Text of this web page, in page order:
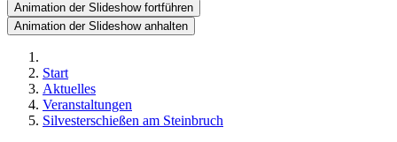
Animation der Slideshow fortführen
Animation der Slideshow anhalten
Start
Aktuelles
Veranstaltungen
Silvesterschießen am Steinbruch